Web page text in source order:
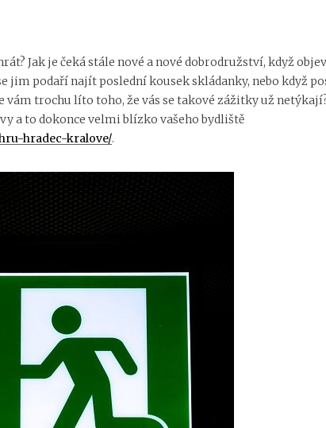
Jak je čeká stále nové a nové dobrodružství, když
jim podaří najít poslední kousek skládanky, nebo když
vám trochu líto toho, že vás se takové zážitky už
a to dokonce velmi blízko vašeho bydliště
hradec-kralove/.